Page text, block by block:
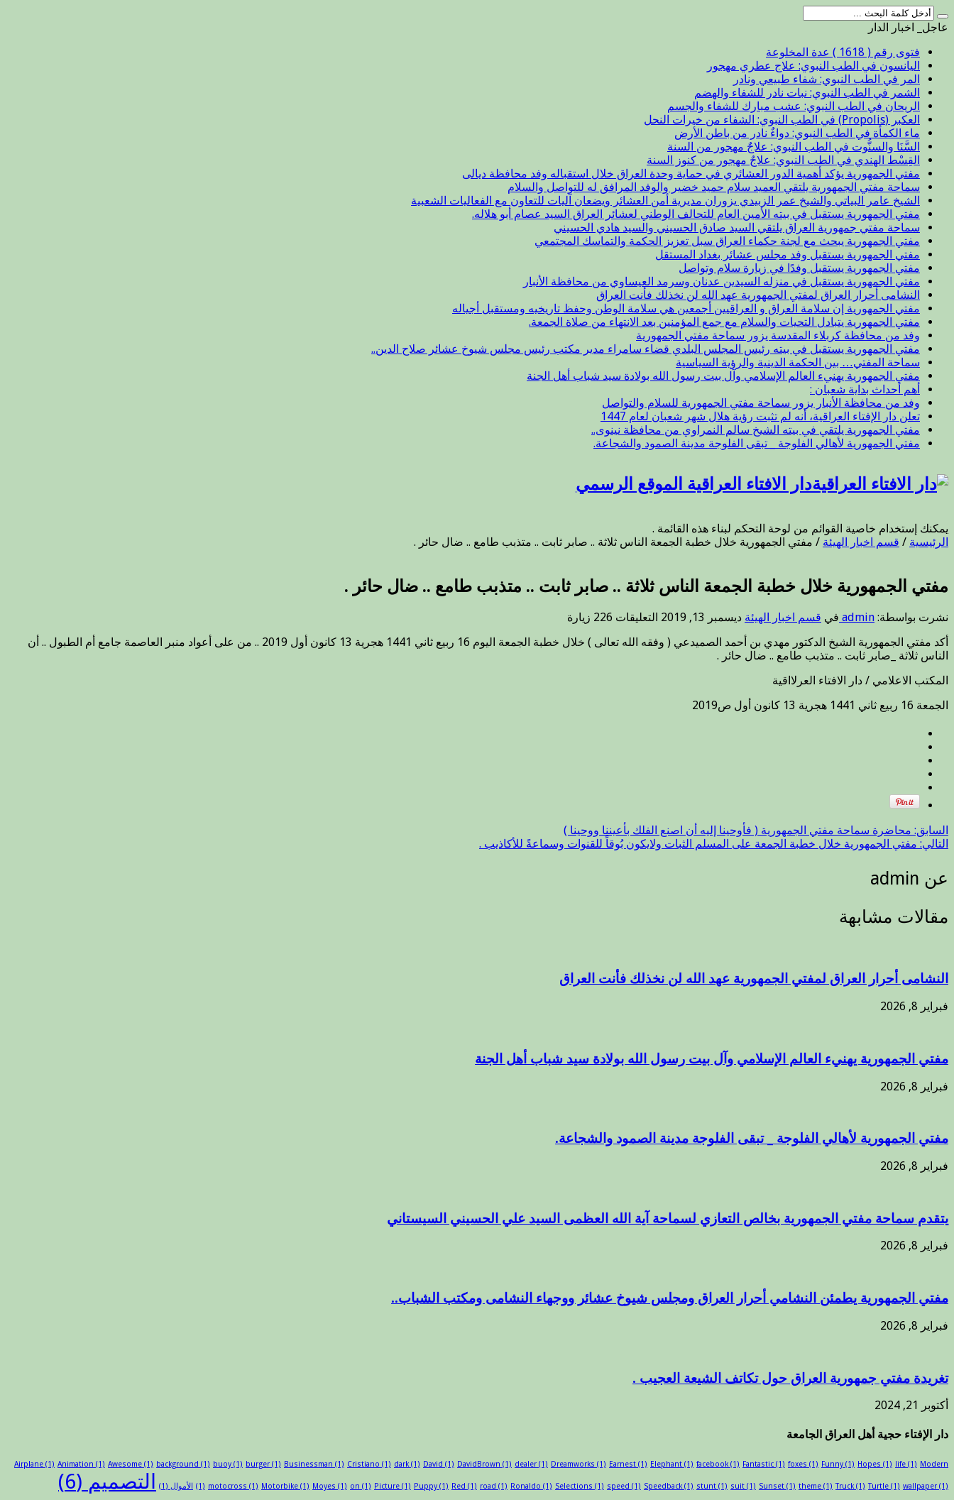
عاجل_ اخبار الدار
فتوى رقم ( 1618 ) عدة المخلوعة
اليانسون في الطب النبوي: علاج عطري مهجور
المر في الطب النبوي: شفاء طبيعي ونادر
الشمر في الطب النبوي: نبات نادر للشفاء والهضم
الريحان في الطب النبوي: عشب مبارك للشفاء والجسم
العكبر (Propolis) في الطب النبوي: الشفاء من خيرات النحل
ماء الكمأة في الطب النبوي: دواءٌ نادر من باطن الأرض
السَّنَا والسنُّوت في الطب النبوي: علاجٌ مهجور من السنة
القِسْط الهندي في الطب النبوي: علاجٌ مهجور من كنوز السنة
مفتي الجمهورية يؤكد أهمية الدور العشائري في حماية وحدة العراق خلال استقباله وفد محافظة ديالى
سماحة مفتي الجمهورية يلتقي العميد سلام حميد خضير والوفد المرافق له للتواصل والسلام
الشيخ عامر البياتي والشيخ عمر الزبيدي يزوران مديرية أمن العشائر ويضعان آليات للتعاون مع الفعاليات الشعبية
مفتي الجمهورية يستقبل في بيته الأمين العام للتحالف الوطني لعشائر العراق السيد عصام أبو هلاله.
سماحة مفتي جمهورية العراق يلتقي السيد صادق الحسيني والسيد هادي الحسيني
مفتي الجمهورية يبحث مع لجنة حكماء العراق سبل تعزيز الحكمة والتماسك المجتمعي
مفتي الجمهورية يستقبل وفد مجلس عشائر بغداد المستقل
مفتي الجمهورية يستقبل وفدًا في زيارة سلام وتواصل
مفتي الجمهورية يستقبل في منزله السيدين عدنان وسرمد العيساوي من محافظة الأنبار
النشامى أحرار العراق لمفتي الجمهورية عهد الله لن نخذلك فأنت العراق
مفتي الجمهورية إن سلامة العراق و العراقيين أجمعين هي سلامة الوطن وحفظ تاريخيه ومستقبل أجياله
مفتي الجمهورية يتبادل التحيات والسلام مع جمع المؤمنين بعد الانتهاء من صلاة الجمعة.
وفد من محافظة كربلاء المقدسة يزور سماحة مفتي الجمهورية
مفتي الجمهورية يستقبل في بيته رئيس المجلس البلدي قضاء سامراء مدير مكتب رئيس مجلس شيوخ عشائر صلاح الدين..
سماحة المفتي… بين الحكمة الدينية والرؤية السياسية
مفتي الجمهورية يهنيء العالم الإسلامي وآل بيت رسول الله بولادة سيد شباب أهل الجنة
أهم أحداث بداية شعبان :
وفد من محافظة الأنبار يزور سماحة مفتي الجمهورية للسلام والتواصل
تعلن دار الإفتاء العراقية، أنه لم تثبت رؤية هلال شهر شعبان لعام 1447
مفتي الجمهورية يلتقي في بيته الشيخ سالم النمراوي من محافظة نينوى..
مفتي الجمهورية لأهالي الفلوجة _ تبقى الفلوجة مدينة الصمود والشجاعة.
دار الافتاء العراقية الموقع الرسمي
يمكنك إستخدام خاصية القوائم من لوحة التحكم لبناء هذه القائمة .
الرئيسية / قسم اخبار الهيئة / مفتي الجمهورية خلال خطبة الجمعة الناس ثلاثة .. صابر ثابت .. متذبب طامع .. ضال حائر .
مفتي الجمهورية خلال خطبة الجمعة الناس ثلاثة .. صابر ثابت .. متذبب طامع .. ضال حائر .
نشرت بواسطة: admin في قسم اخبار الهيئة ديسمبر 13, 2019 التعليقات على
الجمهورية
حائر
.
226 زيارة
أكد مفتي الجمهورية الشيخ الدكتور مهدي بن أحمد الصميدعي ( وفقه الله تعالى ) خلال خطبة الجمعة اليوم 16 ربيع ثاني 1441 هجرية 13 كانون أول 2019 .. من على أعواد منبر العاصمة جامع أم الطبول .. أن
الناس ثلاثة _صابر ثابت .. متذبب طامع .. ضال حائر .
المكتب الاعلامي / دار الافتاء العرلااقية
الجمعة 16 ربيع ثاني 1441 هجرية 13 كانون أول ص2019
السابق: محاضرة سماحة مفتي الجمهورية ( فأوحينا إليه أن اصنع الفلك بأعيننا ووحينا )
التالي: مفتي الجمهورية خلال خطبة الجمعة على المسلم الثبات ولايكون بُوقاً للقنوات وسماعةً للأكاذيب .
عن admin
مقالات مشابهة
النشامى أحرار العراق لمفتي الجمهورية عهد الله لن نخذلك فأنت العراق
فبراير 8, 2026
مفتي الجمهورية يهنيء العالم الإسلامي وآل بيت رسول الله بولادة سيد شباب أهل الجنة
فبراير 8, 2026
مفتي الجمهورية لأهالي الفلوجة _ تبقى الفلوجة مدينة الصمود والشجاعة.
فبراير 8, 2026
يتقدم سماحة مفتي الجمهورية بخالص التعازي لسماحة آية الله العظمى السيد علي الحسيني السيستاني
فبراير 8, 2026
مفتي الجمهورية يطمئن النشامي أحرار العراق ومجلس شيوخ عشائر ووجهاء النشامى ومكتب الشباب..
فبراير 8, 2026
تغريدة مفتي جمهورية العراق حول تكاتف الشيعة العجيب .
أكتوبر 21, 2024
دار الإفتاء حجية أهل العراق الجامعة
Airplane (1) Animation (1) Awesome (1) background (1) buoy (1) burger (1) Businessman (1) Cristiano (1) dark(1) David (1) DavidBrown (1) dealer (1) Dreamworks (1) Earnest (1) Elephant (1) facebook(1) Fantastic (1) foxes (1) Funny (1) Hopes (1) life (1) Modern
(1) motocross (1) Motorbike (1) Moyes (1) on (1) Picture (1) Puppy (1) Red (1) road (1) Ronaldo (1) Selections (1) speed (1) Speedback(1) stunt (1) suit (1) Sunset (1) theme (1) Truck(1) Turtle (1) wallpaper (1) الأموال (1) التصميم (6)